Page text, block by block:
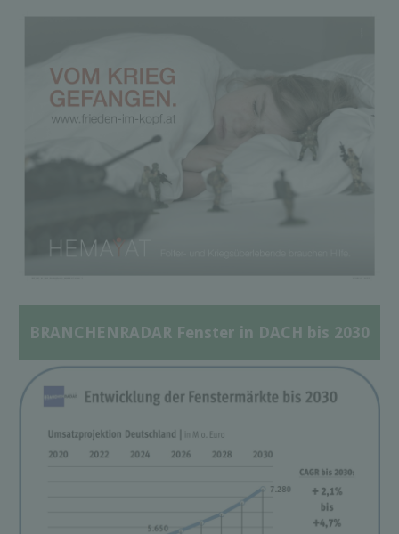
BRANCHENRADAR Fenster in DACH bis 2030